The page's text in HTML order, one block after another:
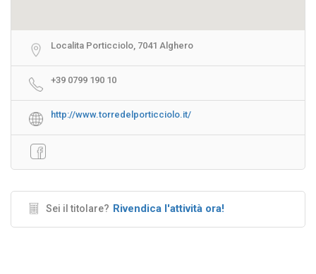
Localita Porticciolo, 7041 Alghero
+39 0799 190 10
http://www.torredelporticciolo.it/
Sei il titolare? Rivendica l'attività ora!